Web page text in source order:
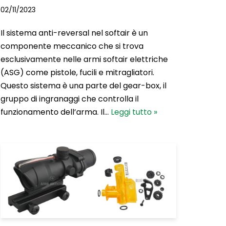
02/11/2023
Il sistema anti-reversal nel softair è un
componente meccanico che si trova
esclusivamente nelle armi softair elettriche
(ASG) come pistole, fucili e mitragliatori.
Questo sistema è una parte del gear-box, il
gruppo di ingranaggi che controlla il
funzionamento dell’arma. Il… Leggi tutto »